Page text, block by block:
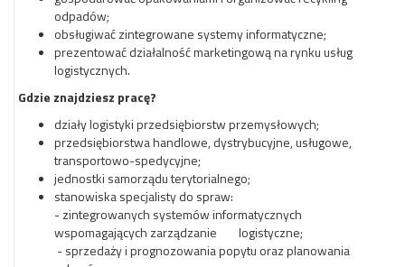
odpadów;
obsługiwać zintegrowane systemy informatyczne;
prezentować działalność marketingową na rynku usług
logistycznych.
Gdzie znajdziesz pracę?
działy logistyki przedsiębiorstw przemysłowych;
przedsiębiorstwa handlowe, dystrybucyjne, usługowe,
transportowo-spedycyjne;
jednostki samorządu terytorialnego;
stanowiska specjalisty do spraw:
- zintegrowanych systemów informatycznych
wspomagających zarządzanie logistyczne;
- sprzedaży i prognozowania popytu oraz planowania